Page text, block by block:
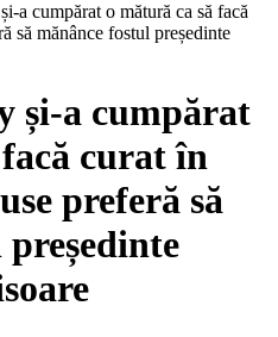
a cumpărat o mătură ca să facă
să mănânce fostul președinte
și-a cumpărat
curat în
preferă să